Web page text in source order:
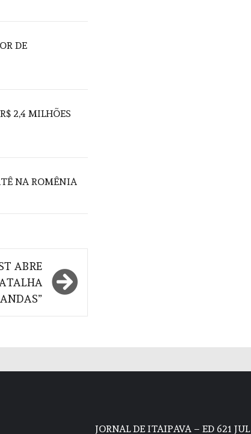
DE
2,4 MILHÕES
NA ROMÊNIA
ABRE
JORNAL DE ITAIPAVA – ED 621